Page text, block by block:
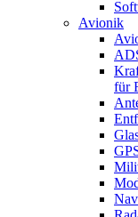
Avionik
für